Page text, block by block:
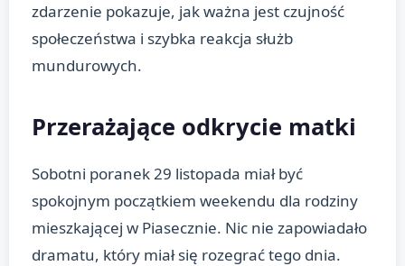
zdarzenie pokazuje, jak ważna jest czujność
społeczeństwa i szybka reakcja służb
mundurowych.
Przerażające odkrycie matki
Sobotni poranek 29 listopada miał być
spokojnym początkiem weekendu dla rodziny
mieszkającej w Piasecznie. Nic nie zapowiadało
dramatu, który miał się rozegrać tego dnia.